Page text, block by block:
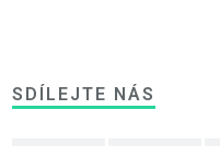
SDÍLEJTE NÁS